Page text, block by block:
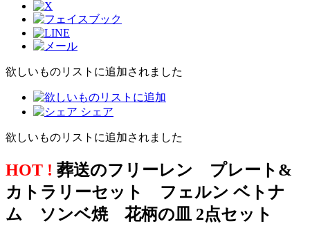
欲しいものリストに追加されました
シェア
欲しいものリストに追加されました
HOT ! 葬送のフリーレン プレート&
カトラリーセット フェルン ベトナ
ム ソンベ焼 花柄の皿 2点セット